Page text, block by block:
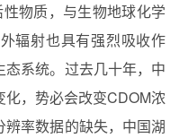
物质，与生物地球化学
辐射也具有强烈吸收作
系统。过去几十年，中
，势必会改变CDOM浓
率数据的缺失，中国湖